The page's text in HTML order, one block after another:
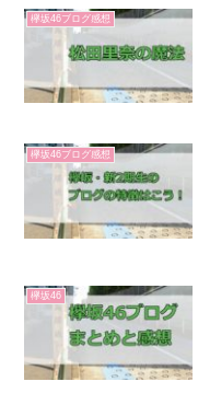
欅坂46ブログ感想
欅坂46ブログ感想
欅坂46